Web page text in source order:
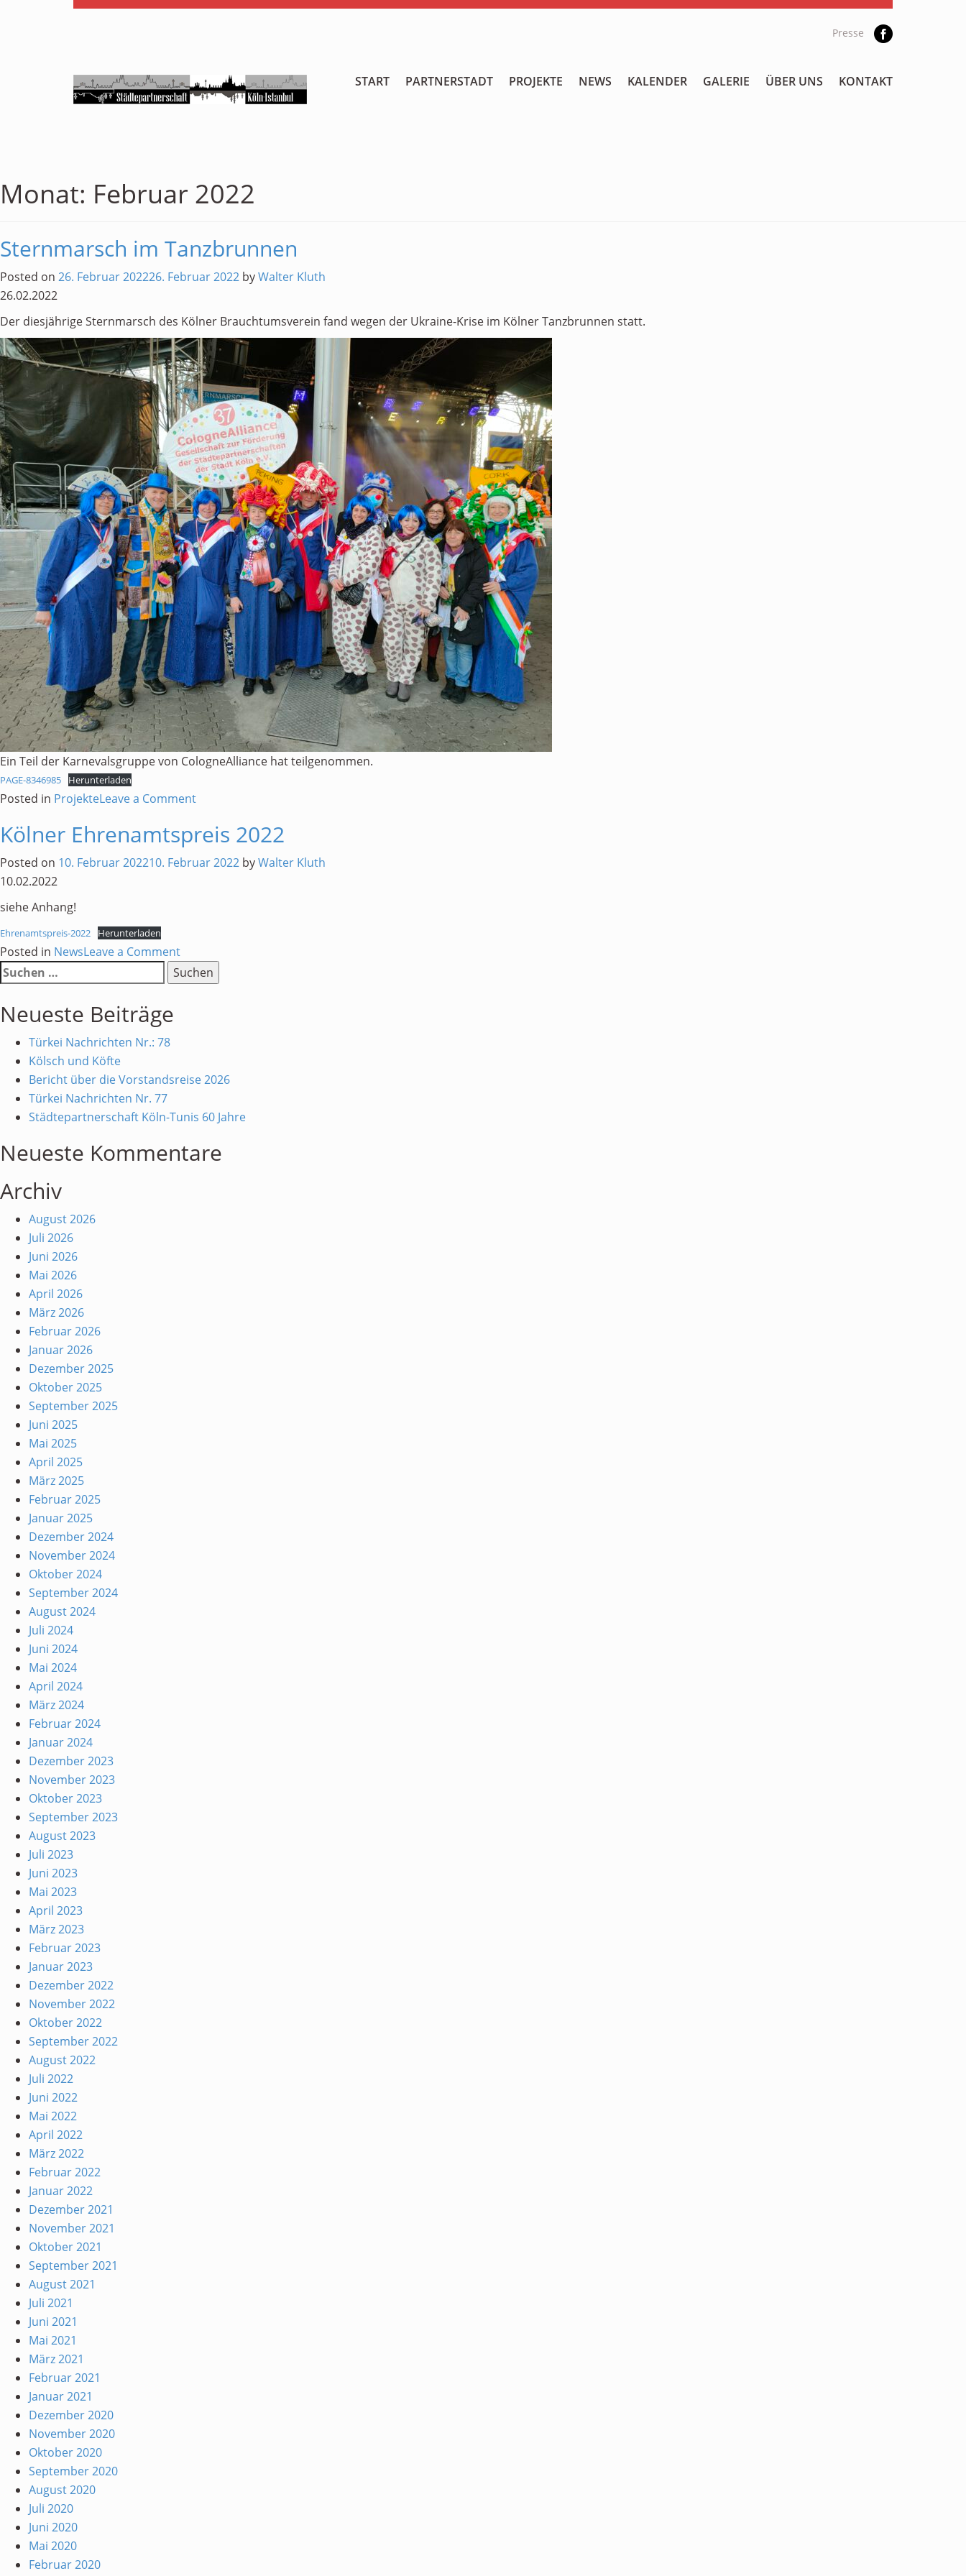
Presse
START PARTNERSTADT PROJEKTE NEWS KALENDER GALERIE ÜBER UNS KONTAKT
Monat: Februar 2022
Sternmarsch im Tanzbrunnen
Posted on 26. Februar 202226. Februar 2022 byWalter Kluth
26.02.2022
Der diesjährige Sternmarsch des Kölner Brauchtumsverein fand wegen der Ukraine-Krise im Kölner Tanzbrunnen statt.
Ein Teil der Karnevalsgruppe von CologneAlliance hat teilgenommen.
PAGE-8346985 Herunterladen
Posted in ProjekteLeave a Commenton
im
Tanzbrunnen
Kölner Ehrenamtspreis 2022
Posted on 10. Februar 202210. Februar 2022 byWalter Kluth
10.02.2022
siehe Anhang!
Ehrenamtspreis-2022 Herunterladen
Posted in NewsLeave a Commenton
Kölner
Ehrenamtspreis
Suchen
nach:
Neueste Beiträge
Türkei Nachrichten Nr.: 78
Kölsch und Köfte
Bericht über die Vorstandsreise 2026
Türkei Nachrichten Nr. 77
Städtepartnerschaft Köln-Tunis 60 Jahre
Neueste Kommentare
Archiv
August 2026
Juli 2026
Juni 2026
Mai 2026
April 2026
März 2026
Februar 2026
Januar 2026
Dezember 2025
Oktober 2025
September 2025
Juni 2025
Mai 2025
April 2025
März 2025
Februar 2025
Januar 2025
Dezember 2024
November 2024
Oktober 2024
September 2024
August 2024
Juli 2024
Juni 2024
Mai 2024
April 2024
März 2024
Februar 2024
Januar 2024
Dezember 2023
November 2023
Oktober 2023
September 2023
August 2023
Juli 2023
Juni 2023
Mai 2023
April 2023
März 2023
Februar 2023
Januar 2023
Dezember 2022
November 2022
Oktober 2022
September 2022
August 2022
Juli 2022
Juni 2022
Mai 2022
April 2022
März 2022
Februar 2022
Januar 2022
Dezember 2021
November 2021
Oktober 2021
September 2021
August 2021
Juli 2021
Juni 2021
Mai 2021
März 2021
Februar 2021
Januar 2021
Dezember 2020
November 2020
Oktober 2020
September 2020
August 2020
Juli 2020
Juni 2020
Mai 2020
Februar 2020
Personen
Mitglied werden
Links & Downloads
Satzung
Unsere Spender/Sponsoren
KONTAKT